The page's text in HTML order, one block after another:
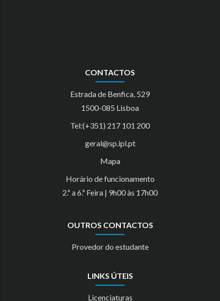
CONTACTOS
Estrada de Benfica, 529
1500-085 Lisboa
Tel:(+351) 217 101 200
geral@sp.ipl.pt
Mapa
Horário de funcionamento
2.ª a 6.ª Feira | 9h00 às 17h00
OUTROS CONTACTOS
Provedor do estudante
LINKS ÚTEIS
Licenciaturas